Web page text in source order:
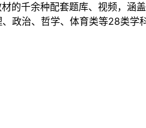
的千余种配套题库、视频，涵
政治、哲学、体育类等28类学科